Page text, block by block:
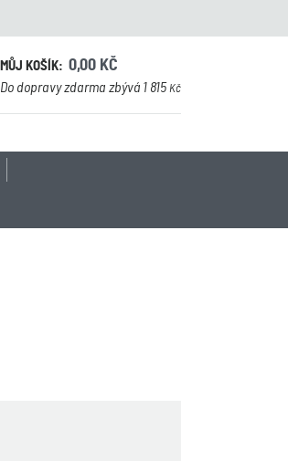
MŮJ KOŠÍK: 0,00 KČ
Do dopravy zdarma zbývá 1 815Kč